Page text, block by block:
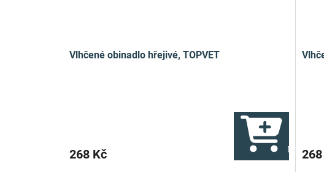
Vlhčené obinadlo hřejivé, TOPVET
268 Kč Do košíku